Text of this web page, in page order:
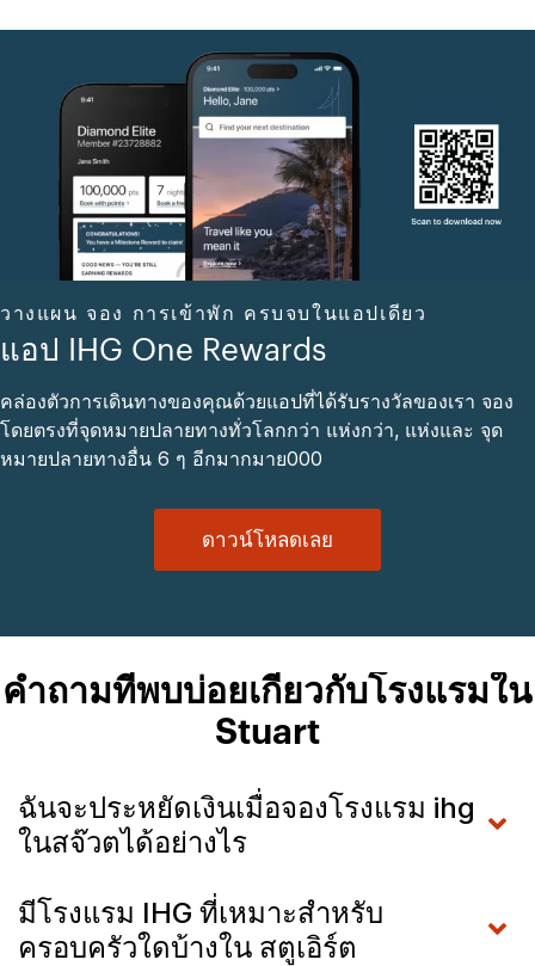
วางแผน จอง การเข้าพัก ครบจบในแอปเดียว
แอป IHG One Rewards
คล่องตัวการเดินทางของคุณด้วยแอปที่ได้รับรางวัลของเรา จอง
โดยตรงที่จุดหมายปลายทางทั่วโลกกว่า แห่งกว่า, แห่งและ จุด
หมายปลายทางอื่น 6 ๆ อีกมากมาย000
ดาวน์โหลดเลย
คำถามที่พบบ่อยเกี่ยวกับโรงแรมใน
Stuart
ฉันจะประหยัดเงินเมื่อจองโรงแรม ihg
ในสจ๊วตได้อย่างไร
มีโรงแรม IHG ที่เหมาะสำหรับ
ครอบครัวใดบ้างใน สตูเอิร์ต